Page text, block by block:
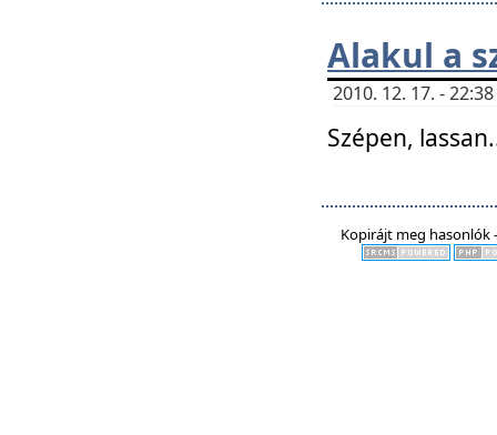
Alakul a
2010. 12. 17. -
Szépen,
Kopirájt meg hasonlók